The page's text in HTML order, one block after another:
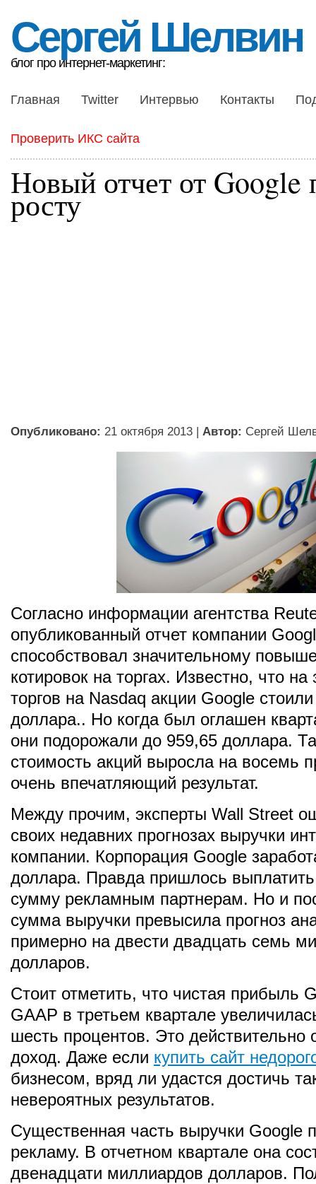
Сергей Шелвин
блог про интернет-маркетинг:
Главная Twitter Интервью Контакты
Проверить ИКС сайта
Новый отчет от Google
росту
Опубликовано: 21 октября 2013 | Автор: Сергей
Согласно информации агентства
опубликованный отчет компании
способствовал значительному
котировок на торгах. Известно, что на
торгов на Nasdaq акции Google
доллара.. Но когда был оглашен
они подорожали до 959,65 доллара.
стоимость акций выросла на восемь
очень впечатляющий результат.
Между прочим, эксперты Wall Street
своих недавних прогнозах выручки
компании. Корпорация Google
доллара. Правда пришлось
сумму рекламным партнерам. Но и
сумма выручки превысила прогноз
примерно на двести двадцать семь
долларов.
Стоит отметить, что чистая прибыль
GAAP в третьем квартале
шесть процентов. Это действительно
доход. Даже если купить сайт
бизнесом, вряд ли удастся достичь
невероятных результатов.
Существенная часть выручки Google
рекламу. В отчетном квартале она
двенадцати миллиардов долларов.